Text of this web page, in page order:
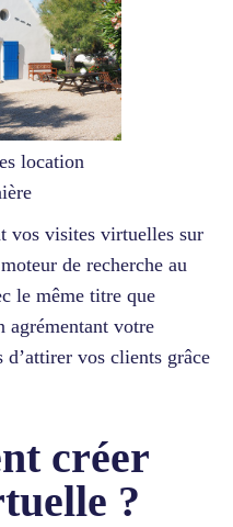
location
vos visites virtuelles sur
de recherche au
le même titre que
agrémentant votre
vos clients grâce
créer
?